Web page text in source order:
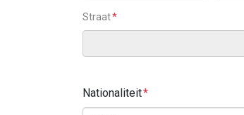
Straat
Nationaliteit